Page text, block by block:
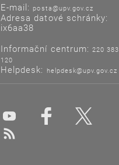
E-mail: posta@upv.gov.cz
Adresa datové schránky:
ix6aa38
Informační centrum: 220 383
120
Helpdesk: helpdesk@upv.gov.cz